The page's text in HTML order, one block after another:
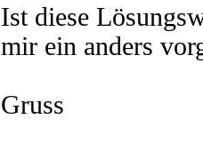
Ist diese
mir ein anders
Gruss